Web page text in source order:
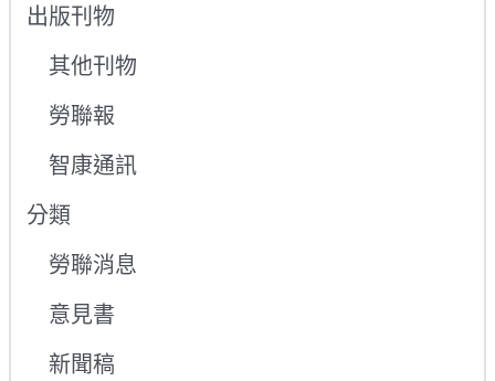
出版刊物
其他刊物
勞聯報
智康通訊
分類
勞聯消息
意見書
新聞稿